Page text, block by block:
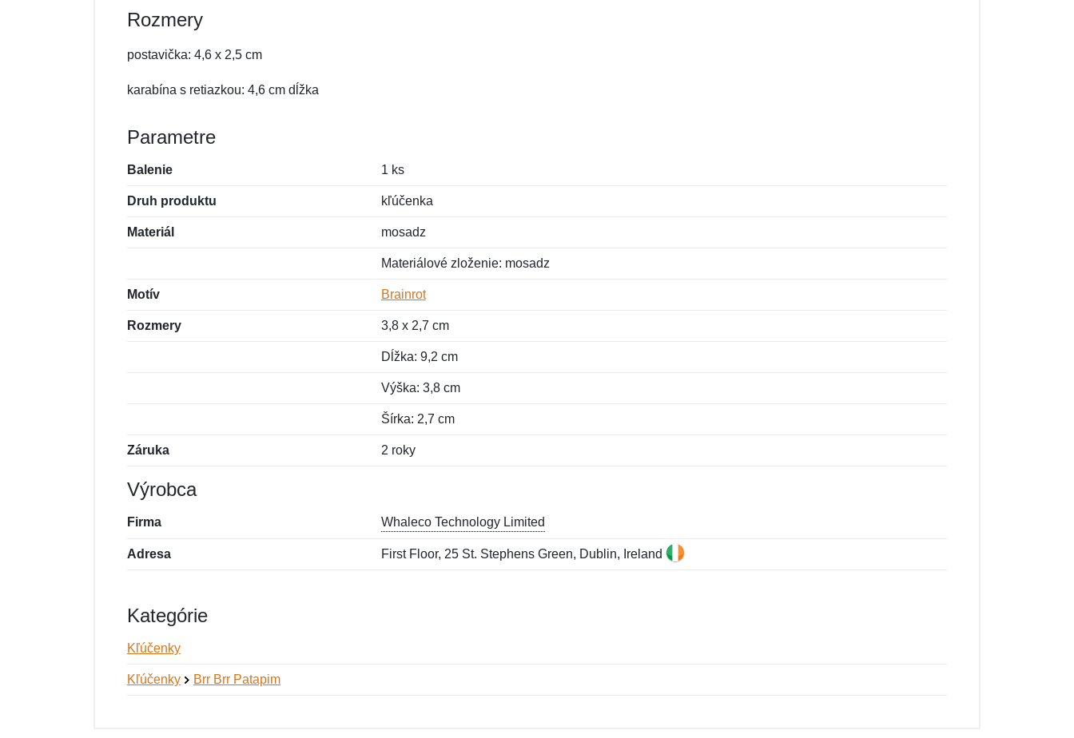
Rozmery
postavička: 4,6 x 2,5 cm
karabína s retiazkou: 4,6 cm dĺžka
Parametre
Balenie 1 ks
Druh produktu kľúčenka
Materiál mosadz
Materiálové zloženie: mosadz
Motív Brainrot
Rozmery 3,8 x 2,7 cm
Dĺžka: 9,2 cm
Výška: 3,8 cm
Šírka: 2,7 cm
Záruka 2 roky
Výrobca
Firma Whaleco Technology Limited
Adresa First Floor, 25 St. Stephens Green, Dublin, Ireland
Kategórie
Kľúčenky
Kľúčenky Brr Brr Patapim